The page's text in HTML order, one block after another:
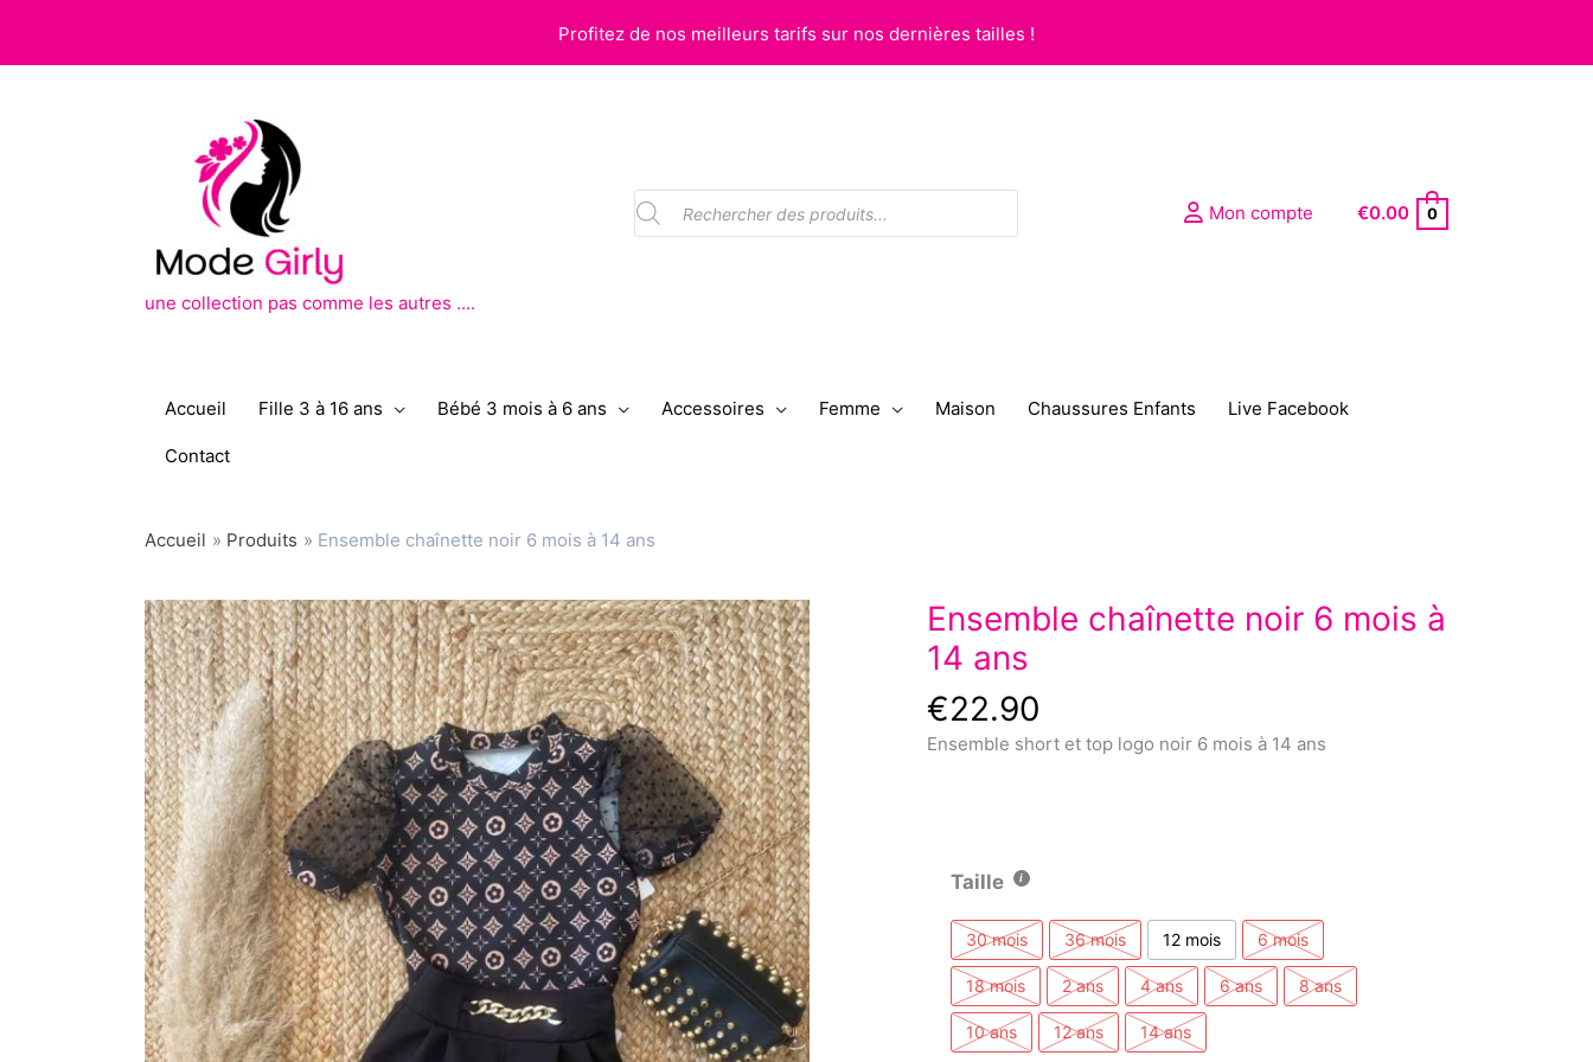
contenu
Profitez de nos meilleurs tarifs sur nos dernières tailles !
une collection pas comme les autres ....
Recherche
de
produits Mon compte €0.00 0
Accueil Fille 3 à 16 ans Bébé 3 mois à 6 ans Accessoires Femme Maison Chaussures Enfants Live Facebook
Contact
Accueil Produits Ensemble chaînette noir 6 mois à 14 ans
Ensemble chaînette noir 6 mois à
14 ans
€22.90
Ensemble short et top logo noir 6 mois à 14 ans
Taille
30 mois 36 mois 12 mois 6 mois
18 mois 2 ans 4 ans 6 ans 8 ans
10 ans 12 ans 14 ans